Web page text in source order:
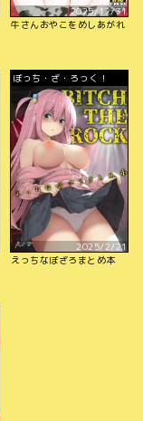
2025/12/31
牛さんおやこをめしあがれ
ぼっち・ざ・ろっく！
2025/2/21
えっちなぼざろまとめ本